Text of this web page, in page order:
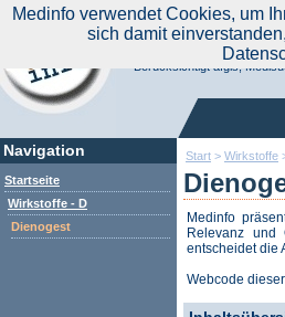
Start > Wirkstoffe
Medinfo
Relevanz und
entscheidet die
Webcode
Navigation
Startseite
Wirkstoffe - D
Dienogest
Suchen Sie noch oder
Medinfo.de - Meta-Portal
Berücksichtigt afgis,
Medinfo verwendet Cookies, um
sich damit